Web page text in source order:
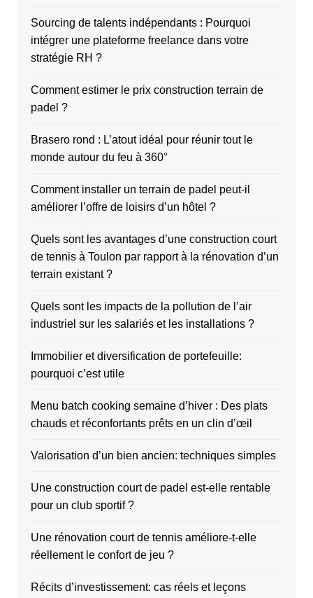
Sourcing de talents indépendants : Pourquoi
intégrer une plateforme freelance dans votre
stratégie RH ?
Comment estimer le prix construction terrain de
padel ?
Brasero rond : L’atout idéal pour réunir tout le
monde autour du feu à 360°
Comment installer un terrain de padel peut-il
améliorer l’offre de loisirs d’un hôtel ?
Quels sont les avantages d’une construction court
de tennis à Toulon par rapport à la rénovation d’un
terrain existant ?
Quels sont les impacts de la pollution de l’air
industriel sur les salariés et les installations ?
Immobilier et diversification de portefeuille:
pourquoi c’est utile
Menu batch cooking semaine d’hiver : Des plats
chauds et réconfortants prêts en un clin d’œil
Valorisation d’un bien ancien: techniques simples
Une construction court de padel est-elle rentable
pour un club sportif ?
Une rénovation court de tennis améliore-t-elle
réellement le confort de jeu ?
Récits d’investissement: cas réels et leçons